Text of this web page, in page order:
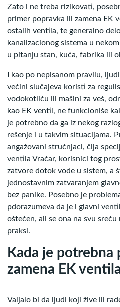
Zato i ne treba rizikovati,
primer popravka ili zamena EK
ostalih ventila, te generalno
kanalizacionog sistema u
u pitanju stan, kuća, fabrika ili
I kao po nepisanom pravilu,
većini slučajeva koristi za
vodokotliću ili mašini za veš,
kao EK ventil, ne funkcioniše
je potrebno da ga iz nekog
rešenje i u takvim situacijama.
angažovani stručnjaci, čija
ventila Vračar, korisnici tog
zatvore dotok vode u sistem, a
jednostavnim zatvaranjem
bez panike. Posebno je
pdorazumeva da je i glavni
oštećen, ali se ona na svu
praksi.
Kada je potrebna
zamena EK
Valjalo bi da ljudi koji žive ili